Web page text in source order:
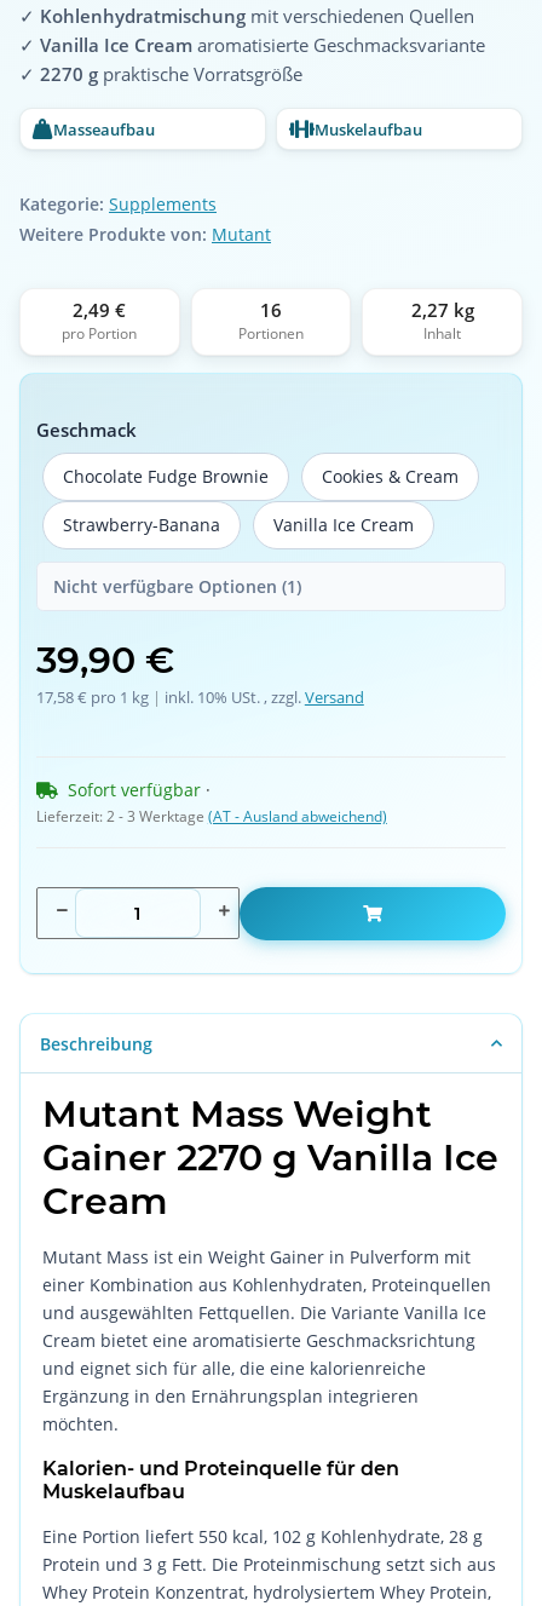
✓ Kohlenhydratmischung mit verschiedenen Quellen
✓ Vanilla Ice Cream aromatisierte Geschmacksvariante
✓ 2270 g praktische Vorratsgröße
Masseaufbau Muskelaufbau
Kategorie: Supplements
Weitere Produkte von: Mutant
2,49 €
pro Portion
16
Portionen
2,27 kg
Inhalt
Geschmack
Chocolate Fudge BrownieChocolate Fudge BrownieCookies & Cream
Cookies & Cream
Strawberry-BananaStrawberry-BananaVanilla Ice Cream
Vanilla Ice Cream
Nicht verfügbare Optionen (1)
39,90 €
17,58 € pro 1 kg | inkl. 10% USt. , zzgl.Versand
Sofort verfügbar ·
Lieferzeit:2 - 3 Werktage (AT - Ausland abweichend)
Beschreibung
Mutant Mass Weight
Gainer 2270 g Vanilla Ice
Cream
Mutant Mass ist ein Weight Gainer in Pulverform mit
einer Kombination aus Kohlenhydraten, Proteinquellen
und ausgewählten Fettquellen. Die Variante Vanilla Ice
Cream bietet eine aromatisierte Geschmacksrichtung
und eignet sich für alle, die eine kalorienreiche
Ergänzung in den Ernährungsplan integrieren
möchten.
Kalorien- und Proteinquelle für den
Muskelaufbau
Eine Portion liefert 550 kcal, 102 g Kohlenhydrate, 28 g
Protein und 3 g Fett. Die Proteinmischung setzt sich aus
Whey Protein Konzentrat, hydrolysiertem Whey Protein,